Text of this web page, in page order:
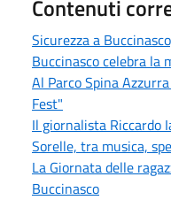
Contenuti
Sicurezza a
Buccinasco celebra la
Al Parco Spina
Fest"
Il giornalista Riccardo
Sorelle, tra musica,
La Giornata delle
Buccinasco